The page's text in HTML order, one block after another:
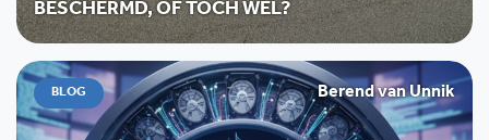
BESCHERMD, OF TOCH WEL?
BLOG Berend van Unnik